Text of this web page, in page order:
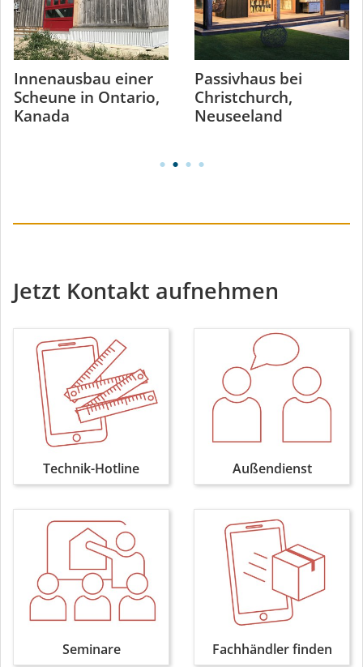
Innenausbau einer
Scheune in Ontario,
Kanada
Passivhaus bei
Christchurch,
Neuseeland
Jetzt Kontakt aufnehmen
Technik-Hotline Außendienst
Seminare Fachhändler finden